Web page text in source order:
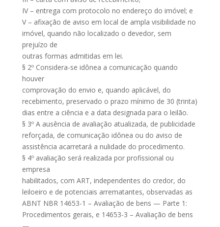
IV – entrega com protocolo no endereço do imóvel; e
V – afixação de aviso em local de ampla visibilidade no
imóvel, quando não localizado o devedor, sem
prejuízo de
outras formas admitidas em lei.
§ 2º Considera-se idônea a comunicação quando
houver
comprovação do envio e, quando aplicável, do
recebimento, preservado o prazo mínimo de 30 (trinta)
dias entre a ciência e a data designada para o leilão.
§ 3º A ausência de avaliação atualizada, de publicidade
reforçada, de comunicação idônea ou do aviso de
assistência acarretará a nulidade do procedimento.
§ 4º avaliação será realizada por profissional ou
empresa
habilitados, com ART, independentes do credor, do
leiloeiro e de potenciais arrematantes, observadas as
ABNT NBR 14653-1 – Avaliação de bens — Parte 1:
Procedimentos gerais, e 14653-3 – Avaliação de bens